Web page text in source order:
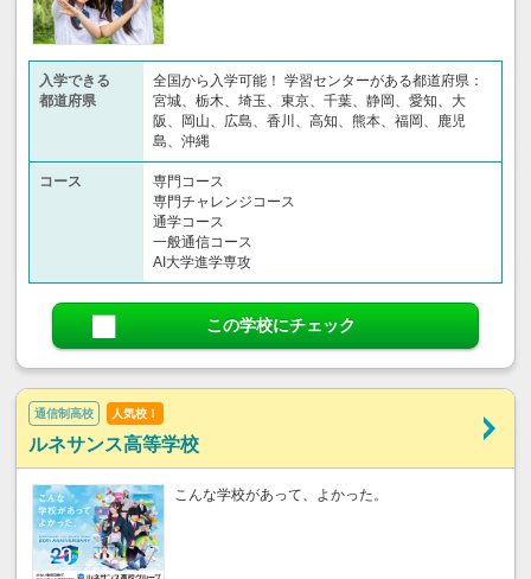
入学できる
都道府県
全国から入学可能！ 学習センターがある都道府県：
宮城、栃木、埼玉、東京、千葉、静岡、愛知、大
阪、岡山、広島、香川、高知、熊本、福岡、鹿児
島、沖縄
コース
専門コース
専門チャレンジコース
通学コース
一般通信コース
AI大学進学専攻
この学校にチェック
通信制高校 人気校！
ルネサンス高等学校
こんな学校があって、よかった。